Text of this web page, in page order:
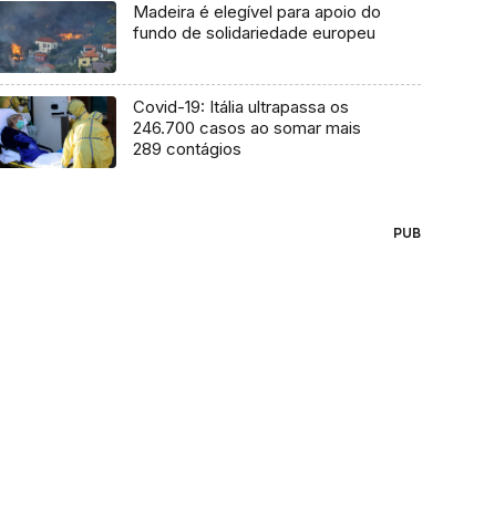
Madeira é elegível para apoio do
fundo de solidariedade europeu
Covid-19: Itália ultrapassa os
246.700 casos ao somar mais
289 contágios
PUB